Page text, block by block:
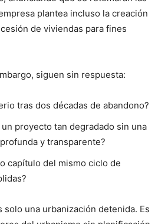
plantea incluso la creación
de viviendas para fines
siguen sin respuesta:
tras dos décadas de abandono?
proyecto tan degradado sin una
y transparente?
capítulo del mismo ciclo de
solo una urbanización detenida. Es